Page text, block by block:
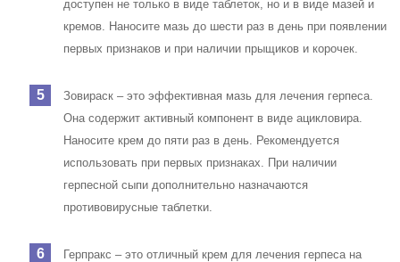
доступен не только в виде таблеток, но и в виде мазей и
кремов. Наносите мазь до шести раз в день при появлении
первых признаков и при наличии прыщиков и корочек.
Зовираск – это эффективная мазь для лечения герпеса.
Она содержит активный компонент в виде ацикловира.
Наносите крем до пяти раз в день. Рекомендуется
использовать при первых признаках. При наличии
герпесной сыпи дополнительно назначаются
противовирусные таблетки.
Герпракс – это отличный крем для лечения герпеса на